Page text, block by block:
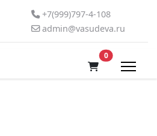
+7(999)797-4-108
admin@vasudeva.ru
0В корзину